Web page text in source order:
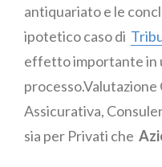
antiquariato e le
ipotetico caso di
effetto importante in
processo.Valutazione
Assicurativa,
sia per Privati che